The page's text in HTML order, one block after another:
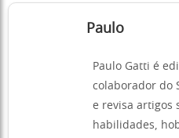
Paulo
Paulo Gatti é
colaborador do
e revisa artigos
habilidades,